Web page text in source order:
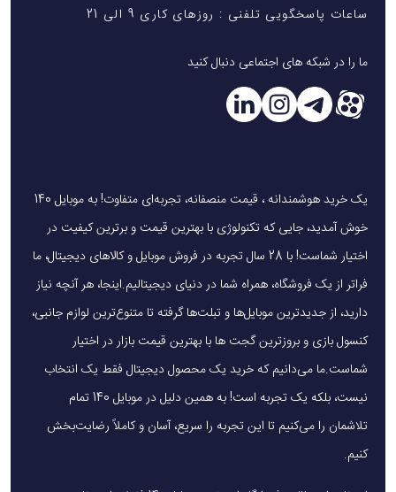
ساعات پاسخگویی تلفنی : روزهای کاری 9 الی 21
ما را در شبکه های اجتماعی دنبال کنید
یک خرید هوشمندانه ، قیمت منصفانه، تجربه‌ای متفاوت! به موبایل 140
خوش آمدید، جایی که تکنولوژی با بهترین قیمت و برترین کیفیت در
اختیار شماست! با 28 سال تجربه در فروش موبایل و کالاهای دیجیتال، ما
فراتر از یک فروشگاه، همراه شما در دنیای دیجیتالیم.اینجا، هر آنچه نیاز
دارید، از جدیدترین موبایل‌ها و تبلت‌ها گرفته تا متنوع‌ترین لوازم جانبی،
کنسول بازی و بروزترین گجت ها با بهترین قیمت بازار در اختیار
شماست.ما می‌دانیم که خرید یک محصول دیجیتال فقط یک انتخاب
نیست، بلکه یک تجربه است! به همین دلیل در موبایل 140 تمام
تلاشمان را می‌کنیم تا این تجربه را سریع، آسان و کاملاً رضایت‌بخش
کنیم.